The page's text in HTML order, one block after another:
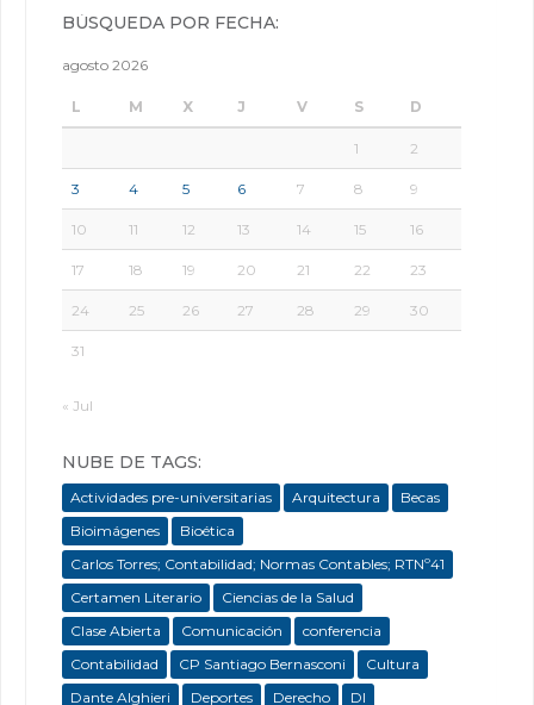
BÚSQUEDA POR FECHA:
agosto 2026
L M X J V S D
1 2
3 4 5 6 7 8 9
10 11 12 13 14 15 16
17 18 19 20 21 22 23
24 25 26 27 28 29 30
31
« Jul
NUBE DE TAGS:
Actividades pre-universitarias Arquitectura
Becas
Bioimágenes
Bioética
Carlos Torres; Contabilidad; Normas Contables; RTNº41
Certamen Literario
Ciencias de la Salud
Clase Abierta
Comunicación
conferencia
Contabilidad
CP Santiago Bernasconi
Cultura
Dante Alghieri
Deportes Derecho
DI